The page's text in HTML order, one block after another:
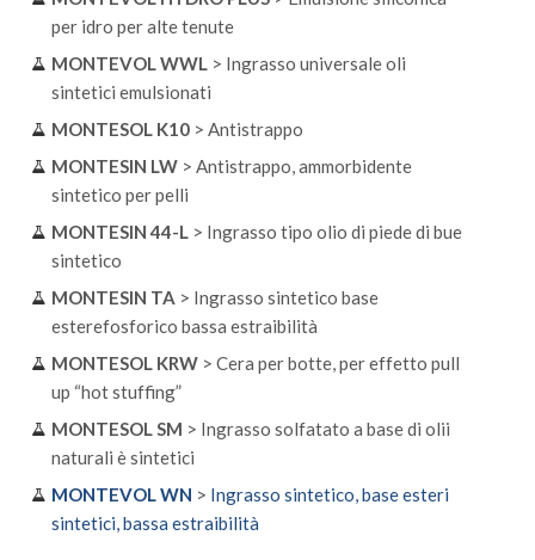
per idro per alte tenute
MONTEVOL WWL > Ingrasso universale oli
sintetici emulsionati
MONTESOL K10 > Antistrappo
MONTESIN LW > Antistrappo, ammorbidente
sintetico per pelli
MONTESIN 44-L > Ingrasso tipo olio di piede di bue
sintetico
MONTESIN TA > Ingrasso sintetico base
esterefosforico bassa estraibilità
MONTESOL KRW > Cera per botte, per effetto pull
up “hot stuffing”
MONTESOL SM > Ingrasso solfatato a base di olii
naturali è sintetici
MONTEVOL WN > Ingrasso sintetico, base esteri
sintetici, bassa estraibilità